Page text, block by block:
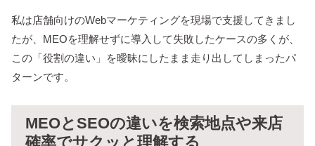
私は店舗向けのWebマーケティングを現場で支援してきまし
たが、MEOを理解せずに導入して失敗したケースの多くが、
この「役割の違い」を曖昧にしたまま走り出してしまったパ
ターンです。
MEOとSEOの違いを検索地点や来店
確率でサクッと理解する